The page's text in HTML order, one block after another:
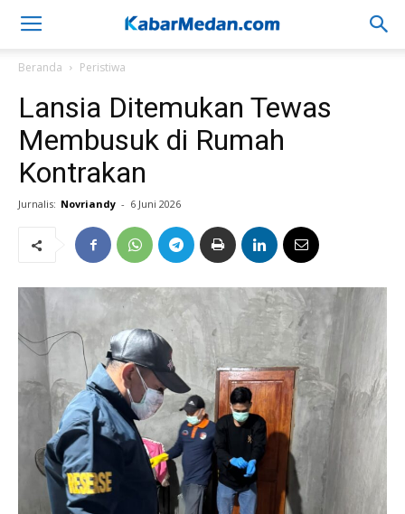
Beranda Peristiwa
Lansia Ditemukan Tewas
Membusuk di Rumah
Kontrakan
Jurnalis: Novriandy - 6 Juni 2026